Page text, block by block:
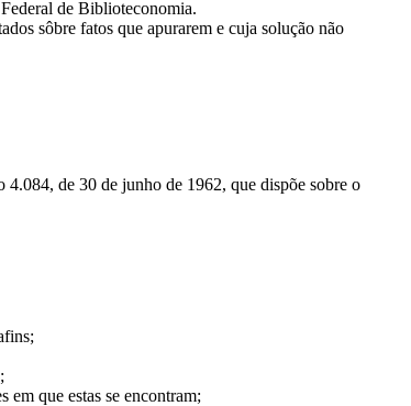
de Biblioteconomia.
sôbre fatos que apurarem e cuja solução não
de 30 de junho de 1962, que dispõe sobre o
que estas se encontram;